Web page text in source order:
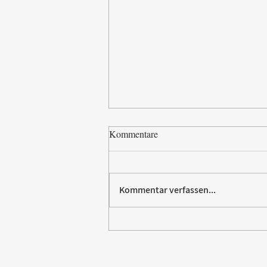
Paw Patrol erobert die
Kommentare
Kommentar verfassen...